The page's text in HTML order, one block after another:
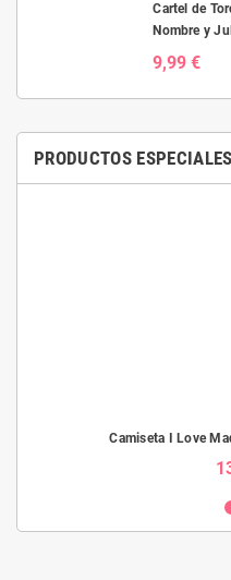
Cartel de
Nombre y
9,99 €
PRODUCTOS ESPECIALES
Camiseta I Love